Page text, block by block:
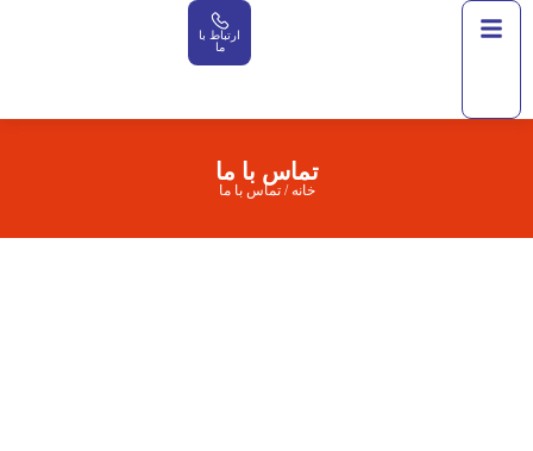
ارتباط با
ما
تماس با ما
خانه /تماس با ما